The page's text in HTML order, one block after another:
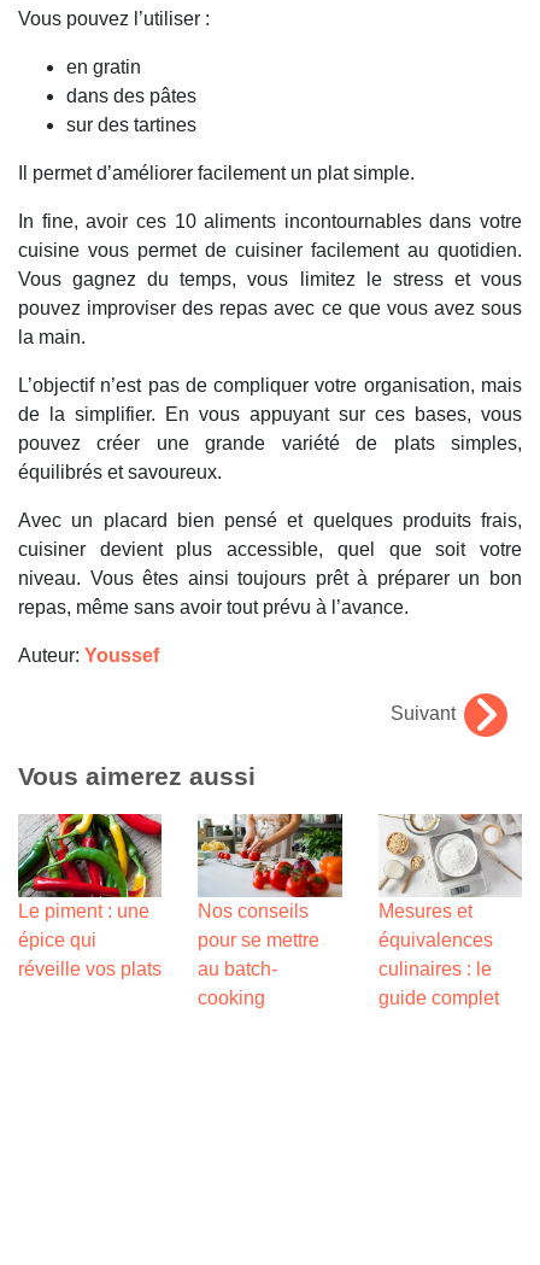
Vous pouvez l’utiliser :
en gratin
dans des pâtes
sur des tartines
Il permet d’améliorer facilement un plat simple.
In fine, avoir ces 10 aliments incontournables dans votre
cuisine vous permet de cuisiner facilement au quotidien.
Vous gagnez du temps, vous limitez le stress et vous
pouvez improviser des repas avec ce que vous avez sous
la main.
L’objectif n’est pas de compliquer votre organisation, mais
de la simplifier. En vous appuyant sur ces bases, vous
pouvez créer une grande variété de plats simples,
équilibrés et savoureux.
Avec un placard bien pensé et quelques produits frais,
cuisiner devient plus accessible, quel que soit votre
niveau. Vous êtes ainsi toujours prêt à préparer un bon
repas, même sans avoir tout prévu à l’avance.
Auteur: Youssef
Suivant
Vous aimerez aussi
Le piment : une
épice qui
réveille vos plats
Nos conseils
pour se mettre
au batch-
cooking
Mesures et
équivalences
culinaires : le
guide complet